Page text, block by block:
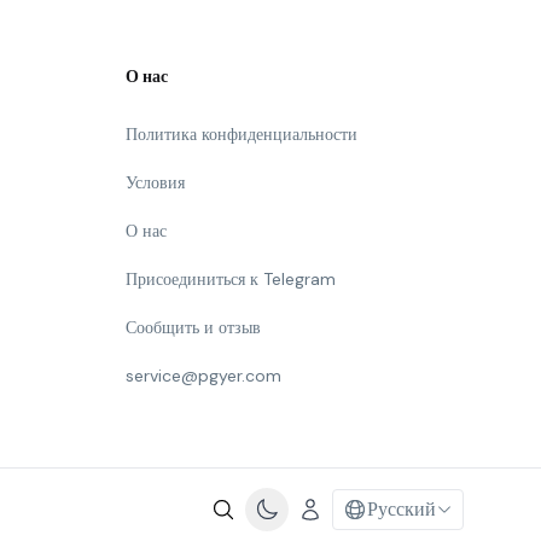
О нас
Политика конфиденциальности
Условия
О нас
Присоединиться к Telegram
Сообщить и отзыв
service@pgyer.com
Русский